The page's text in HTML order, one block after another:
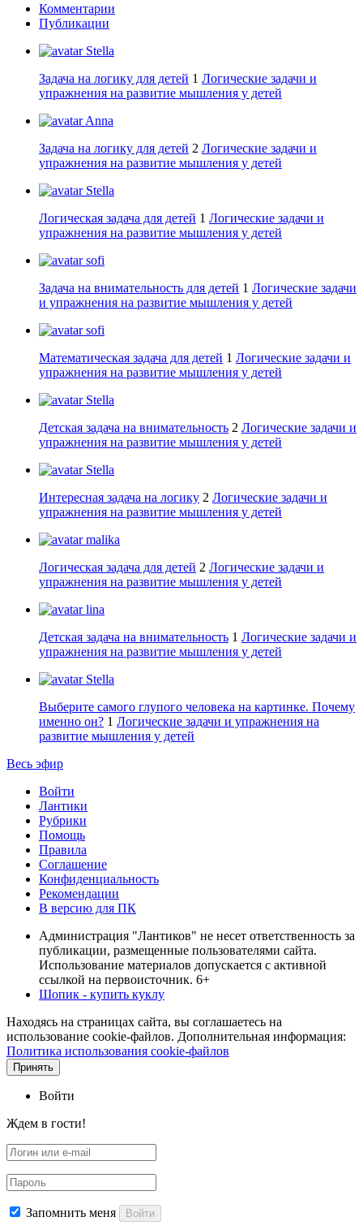
Комментарии
Публикации
Stella
Задача на логику для детей 1 Логические задачи и
упражнения на развитие мышления у детей
Anna
Задача на логику для детей 2 Логические задачи и
упражнения на развитие мышления у детей
Stella
Логическая задача для детей 1 Логические задачи и
упражнения на развитие мышления у детей
sofi
Задача на внимательность для детей 1 Логические задачи
и упражнения на развитие мышления у детей
sofi
Математическая задача для детей 1 Логические задачи и
упражнения на развитие мышления у детей
Stella
Детская задача на внимательность 2 Логические задачи и
упражнения на развитие мышления у детей
Stella
Интересная задача на логику 2 Логические задачи и
упражнения на развитие мышления у детей
malika
Логическая задача для детей 2 Логические задачи и
упражнения на развитие мышления у детей
lina
Детская задача на внимательность 1 Логические задачи и
упражнения на развитие мышления у детей
Stella
Выберите самого глупого человека на картинке. Почему
именно он? 1 Логические задачи и упражнения на
развитие мышления у детей
Весь эфир
Войти
Лантики
Рубрики
Помощь
Правила
Соглашение
Конфиденциальность
Рекомендации
В версию для ПК
Администрация "Лантиков" не несет ответственность за
публикации, размещенные пользователями сайта.
Использование материалов допускается с активной
ссылкой на первоисточник. 6+
Шопик - купить куклу
Находясь на страницах сайта, вы соглашаетесь на
использование cookie-файлов. Дополнительная информация:
Политика использования cookie-файлов
Принять
Войти
Ждем в гости!
Запомнить меня Войти